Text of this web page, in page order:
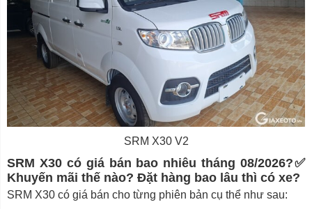
SRM X30 V2
SRM X30 có giá bán bao nhiêu tháng 08/2026?✅
Khuyến mãi thế nào? Đặt hàng bao lâu thì có xe?
SRM X30 có giá bán cho từng phiên bản cụ thể như sau: